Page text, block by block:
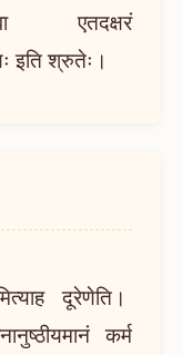
एतदक्षरं
इति श्रुतेः।
दूरेणेति।
कर्म